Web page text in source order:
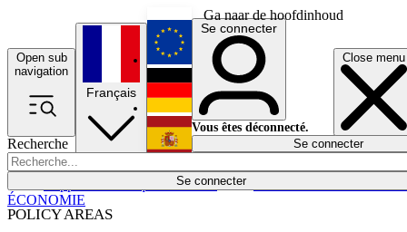
Ga naar de hoofdinhoud
Open sub
navigation
Close menu
Recherche
Se connecter
POLICY AREAS
Économie
Français
English
Deutsch
Español
Se connecter
Vous êtes déconnecté.
Se connecter
ÉCONOMIE